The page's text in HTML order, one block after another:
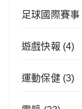
足球國際賽事
遊戲快報 (4)
運動保健(3)